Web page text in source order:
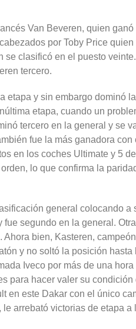
Van Beveren, quien ganó
por Toby Price
se clasificó en el puesto
tercero.
etapa y sin embargo dominó la
etapa, cuando un
tercero en la general y se
fue la más ganadora con
en los coches Ultimate y 5
lo que confirma la
general colocando a
segundo en la general.
bien, Kasteren, campeón
y no soltó la posición hasta
Iveco por más de una hora
para hacer valer su condición
en este Dakar con el único
arrebató victorias de etapa a